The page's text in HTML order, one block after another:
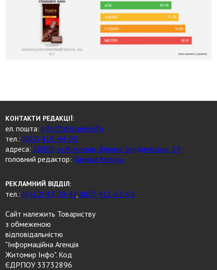
КОНТАКТИ РЕДАКЦІЇ:
ел. пошта:info@zhitomir.info
тел.:(067) 410-44-05
адреса: 10008, м.Житомир, Велика Бердичівська, 19
головний редактор: Тамара Коваль
РЕКЛАМНИЙ ВІДДІЛ:
тел.:(0412) 47-00-47,(067) 412-63-04
Сайт належить Товариству
з обмеженою
відповідальністю
"Інформаційна Агенція
Житомир Інфо". Код
ЄДРПОУ 33732896